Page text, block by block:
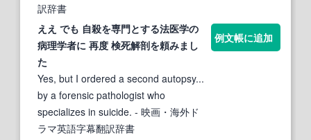
訳辞書
ええ でも 自殺を専門とする法医学の
病理学者に 再度 検死解剖を頼みまし
た
Yes, but I ordered a second autopsy...
by a forensic pathologist who
specializes in suicide. - 映画・海外ド
ラマ英語字幕翻訳辞書
例文帳に追加